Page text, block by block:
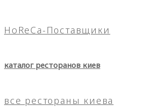
HoReCa-Поставщики
каталог ресторанов киев
все рестораны киева